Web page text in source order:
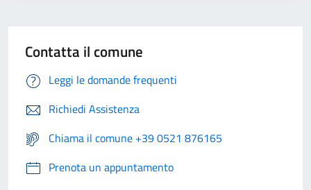
Contatta il comune
Leggi le domande frequenti
Richiedi Assistenza
Chiama il comune +39 0521 876165
Prenota un appuntamento